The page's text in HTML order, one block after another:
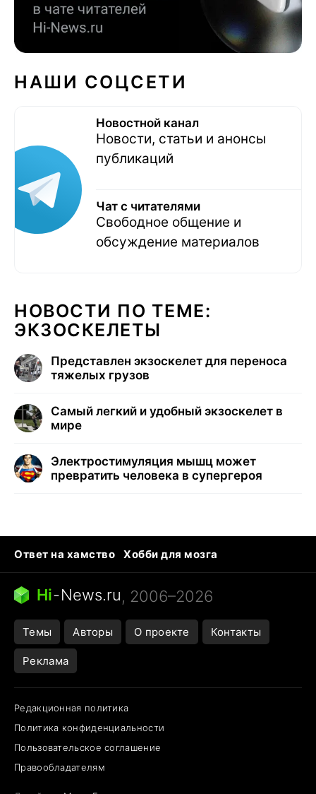
НАШИ СОЦСЕТИ
Новостной канал
Новости, статьи и анонсы
публикаций
Чат с читателями
Свободное общение и
обсуждение материалов
НОВОСТИ ПО ТЕМЕ:
ЭКЗОСКЕЛЕТЫ
Представлен экзоскелет для переноса
тяжелых грузов
Самый легкий и удобный экзоскелет в
мире
Электростимуляция мышц может
превратить человека в супергероя
Ответ на хамство
Хобби для мозга
Бензин 100 vs 95
Тунцы в океанариуме
Следующая пандемия
Hi-News.ru, 2006–2026
Темы Авторы О проекте Контакты
Реклама
Редакционная политика
Политика конфиденциальности
Пользовательское соглашение
Правообладателям